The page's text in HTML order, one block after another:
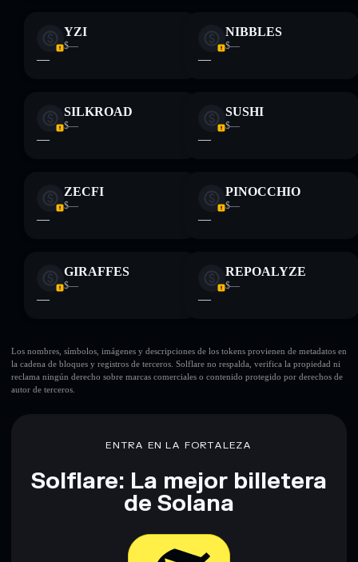
YZI
$—
—
NIBBLES
$—
—
SILKROAD
$—
—
SUSHI
$—
—
ZECFI
$—
—
PINOCCHIO
$—
—
GIRAFFES
$—
—
REPOALYZE
$—
—
Los nombres, símbolos, imágenes y descripciones de los tokens provienen de metadatos en
la cadena de bloques y registros de terceros. Solflare no respalda, verifica la propiedad ni
reclama ningún derecho sobre marcas comerciales o contenido protegido por derechos de
autor de terceros.
ENTRA EN LA FORTALEZA
Solflare: La mejor billetera
de Solana